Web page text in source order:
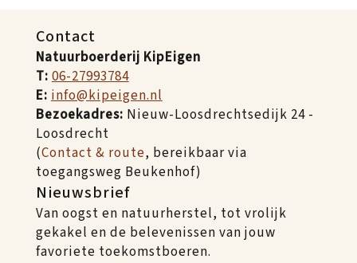
Contact
Natuurboerderij KipEigen
T:06-27993784
E:info@kipeigen.nl
Bezoekadres: Nieuw-Loosdrechtsedijk 24 -
Loosdrecht
(Contact & route, bereikbaar via
toegangsweg Beukenhof)
Nieuwsbrief
Van oogst en natuurherstel, tot vrolijk
gekakel en de belevenissen van jouw
favoriete toekomstboeren.